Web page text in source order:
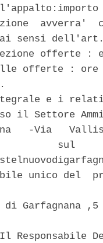
avverra'
sensi
offerte :
offerte :
e i
il Settore
-Via
unico del
di Garfagnana
Responsabile